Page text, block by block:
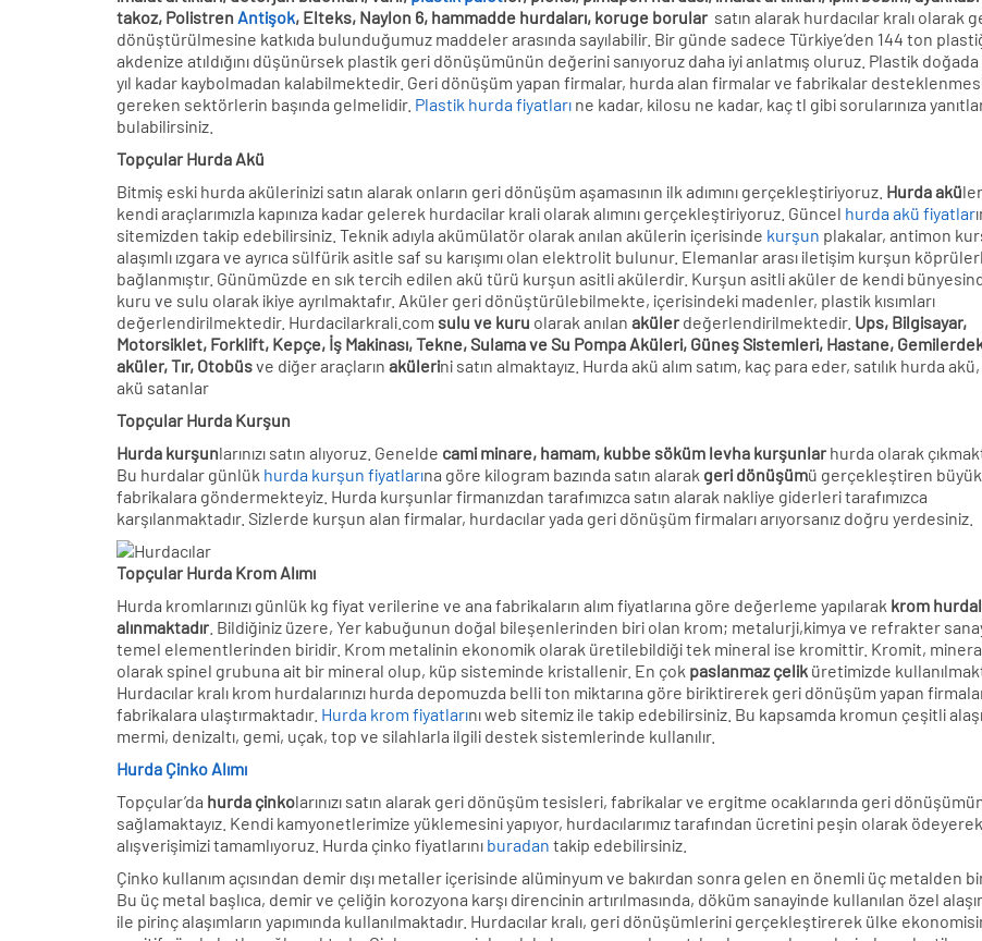
takoz, Polistren Antişok, Elteks, Naylon 6, hammadde hurdaları, koruge borular satın alarak hurdacılar kralı olarak
dönüştürülmesine katkıda bulunduğumuz maddeler arasında sayılabilir. Bir günde sadece Türkiye’den 144 ton
akdenize atıldığını düşünürsek plastik geri dönüşümünün değerini sanıyoruz daha iyi anlatmış oluruz. Plastik doğada
yıl kadar kaybolmadan kalabilmektedir. Geri dönüşüm yapan firmalar, hurda alan firmalar ve fabrikalar
gereken sektörlerin başında gelmelidir. Plastik hurda fiyatları ne kadar, kilosu ne kadar, kaç tl gibi sorularınıza
bulabilirsiniz.
Topçular Hurda Akü
Bitmiş eski hurda akülerinizi satın alarak onların geri dönüşüm aşamasının ilk adımını gerçekleştiriyoruz. Hurda akü
kendi araçlarımızla kapınıza kadar gelerek hurdacilar krali olarak alımını gerçekleştiriyoruz. Güncel hurda akü fiyatlar
sitemizden takip edebilirsiniz. Teknik adıyla akümülatör olarak anılan akülerin içerisinde kurşun plakalar, antimon
alaşımlı ızgara ve ayrıca sülfürik asitle saf su karışımı olan elektrolit bulunur. Elemanlar arası iletişim kurşun
bağlanmıştır. Günümüzde en sık tercih edilen akü türü kurşun asitli akülerdir. Kurşun asitli aküler de kendi
kuru ve sulu olarak ikiye ayrılmaktafır. Aküler geri dönüştürülebilmekte, içerisindeki madenler, plastik kısımları
değerlendirilmektedir. Hurdacilarkrali.com sulu ve kuru olarak anılan aküler değerlendirilmektedir. Ups, Bilgisayar,
Motorsiklet, Forklift, Kepçe, İş Makinası, Tekne, Sulama ve Su Pompa Aküleri, Güneş Sistemleri, Hastane,
aküler, Tır, Otobüsve diğer araçların akülerini satın almaktayız. Hurda akü alım satım, kaç para eder, satılık hurda
akü satanlar
Topçular Hurda Kurşun
Hurda kurşunlarınızı satın alıyoruz. Genelde cami minare, hamam, kubbe söküm levha kurşunlar hurda olarak
Bu hurdalar günlük hurda kurşun fiyatlarına göre kilogram bazında satın alarak geri dönüşümü gerçekleştiren büyük
fabrikalara göndermekteyiz. Hurda kurşunlar firmanızdan tarafımızca satın alarak nakliye giderleri tarafımızca
karşılanmaktadır. Sizlerde kurşun alan firmalar, hurdacılar yada geri dönüşüm firmaları arıyorsanız doğru yerdesiniz.
Topçular Hurda Krom Alımı
Hurda kromlarınızı günlük kg fiyat verilerine ve ana fabrikaların alım fiyatlarına göre değerleme yapılarak krom
alınmaktadır . Bildiğiniz üzere, Yer kabuğunun doğal bileşenlerinden biri olan krom; metalurji,kimya ve refrakter
temel elementlerinden biridir. Krom metalinin ekonomik olarak üretilebildiği tek mineral ise kromittir. Kromit,
olarak spinel grubuna ait bir mineral olup, küp sisteminde kristallenir. En çok paslanmaz çelik üretimizde
Hurdacılar kralı krom hurdalarınızı hurda depomuzda belli ton miktarına göre biriktirerek geri dönüşüm yapan
fabrikalara ulaştırmaktadır. Hurda krom fiyatlarını web sitemiz ile takip edebilirsiniz. Bu kapsamda kromun çeşitli
mermi, denizaltı, gemi, uçak, top ve silahlarla ilgili destek sistemlerinde kullanılır.
Hurda Çinko Alımı
Topçular’da hurda çinkolarınızı satın alarak geri dönüşüm tesisleri, fabrikalar ve ergitme ocaklarında geri
sağlamaktayız. Kendi kamyonetlerimize yüklemesini yapıyor, hurdacılarımız tarafından ücretini peşin olarak ödeyerek
alışverişimizi tamamlıyoruz. Hurda çinko fiyatlarını buradan takip edebilirsiniz.
Çinko kullanım açısından demir dışı metaller içerisinde alüminyum ve bakırdan sonra gelen en önemli üç metalden
Bu üç metal başlıca, demir ve çeliğin korozyona karşı direncinin artırılmasında, döküm sanayinde kullanılan özel
ile pirinç alaşımların yapımında kullanılmaktadır. Hurdacılar kralı, geri dönüşümlerini gerçekleştirerek ülke